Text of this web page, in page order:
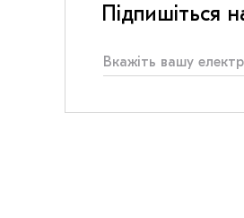
Підпишіться